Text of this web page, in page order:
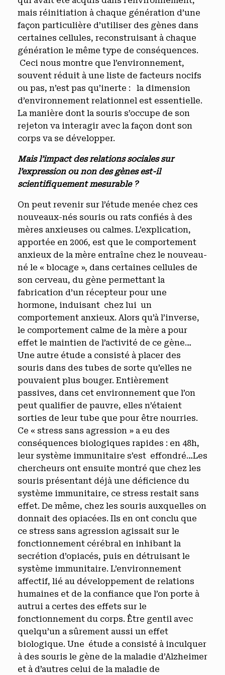
mais réinitiation à chaque génération d’une
façon particulière d’utiliser des gènes dans
certaines cellules, reconstruisant à chaque
génération le même type de conséquences.
Ceci nous montre que l’environnement,
souvent réduit à une liste de facteurs nocifs
ou pas, n’est pas qu’inerte : la dimension
d’environnement relationnel est essentielle.
La manière dont la souris s’occupe de son
rejeton va interagir avec la façon dont son
corps va se développer.
Mais l’impact des relations sociales sur
l’expression ou non des gènes est-il
scientifiquement mesurable ?
On peut revenir sur l’étude menée chez ces
nouveaux-nés souris ou rats confiés à des
mères anxieuses ou calmes. L’explication,
apportée en 2006, est que le comportement
anxieux de la mère entraîne chez le nouveau-
né le « blocage », dans certaines cellules de
son cerveau, du gène permettant la
fabrication d’un récepteur pour une
hormone, induisant chez lui un
comportement anxieux. Alors qu’à l’inverse,
le comportement calme de la mère a pour
effet le maintien de l’activité de ce gène…
Une autre étude a consisté à placer des
souris dans des tubes de sorte qu’elles ne
pouvaient plus bouger. Entièrement
passives, dans cet environnement que l’on
peut qualifier de pauvre, elles n’étaient
sorties de leur tube que pour être nourries.
Ce « stress sans agression » a eu des
conséquences biologiques rapides : en 48h,
leur système immunitaire s’est effondré…Les
chercheurs ont ensuite montré que chez les
souris présentant déjà une déficience du
système immunitaire, ce stress restait sans
effet. De même, chez les souris auxquelles on
donnait des opiacées. Ils en ont conclu que
ce stress sans agression agissait sur le
fonctionnement cérébral en inhibant la
secrétion d’opiacés, puis en détruisant le
système immunitaire. L’environnement
affectif, lié au développement de relations
humaines et de la confiance que l’on porte à
autrui a certes des effets sur le
fonctionnement du corps. Être gentil avec
quelqu’un a sûrement aussi un effet
biologique. Une étude a consisté à inculquer
à des souris le gène de la maladie d’Alzheimer
et à d’autres celui de la maladie de